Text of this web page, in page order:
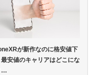
が新作なのに格安値下
安値のキャリアはどこにな
…